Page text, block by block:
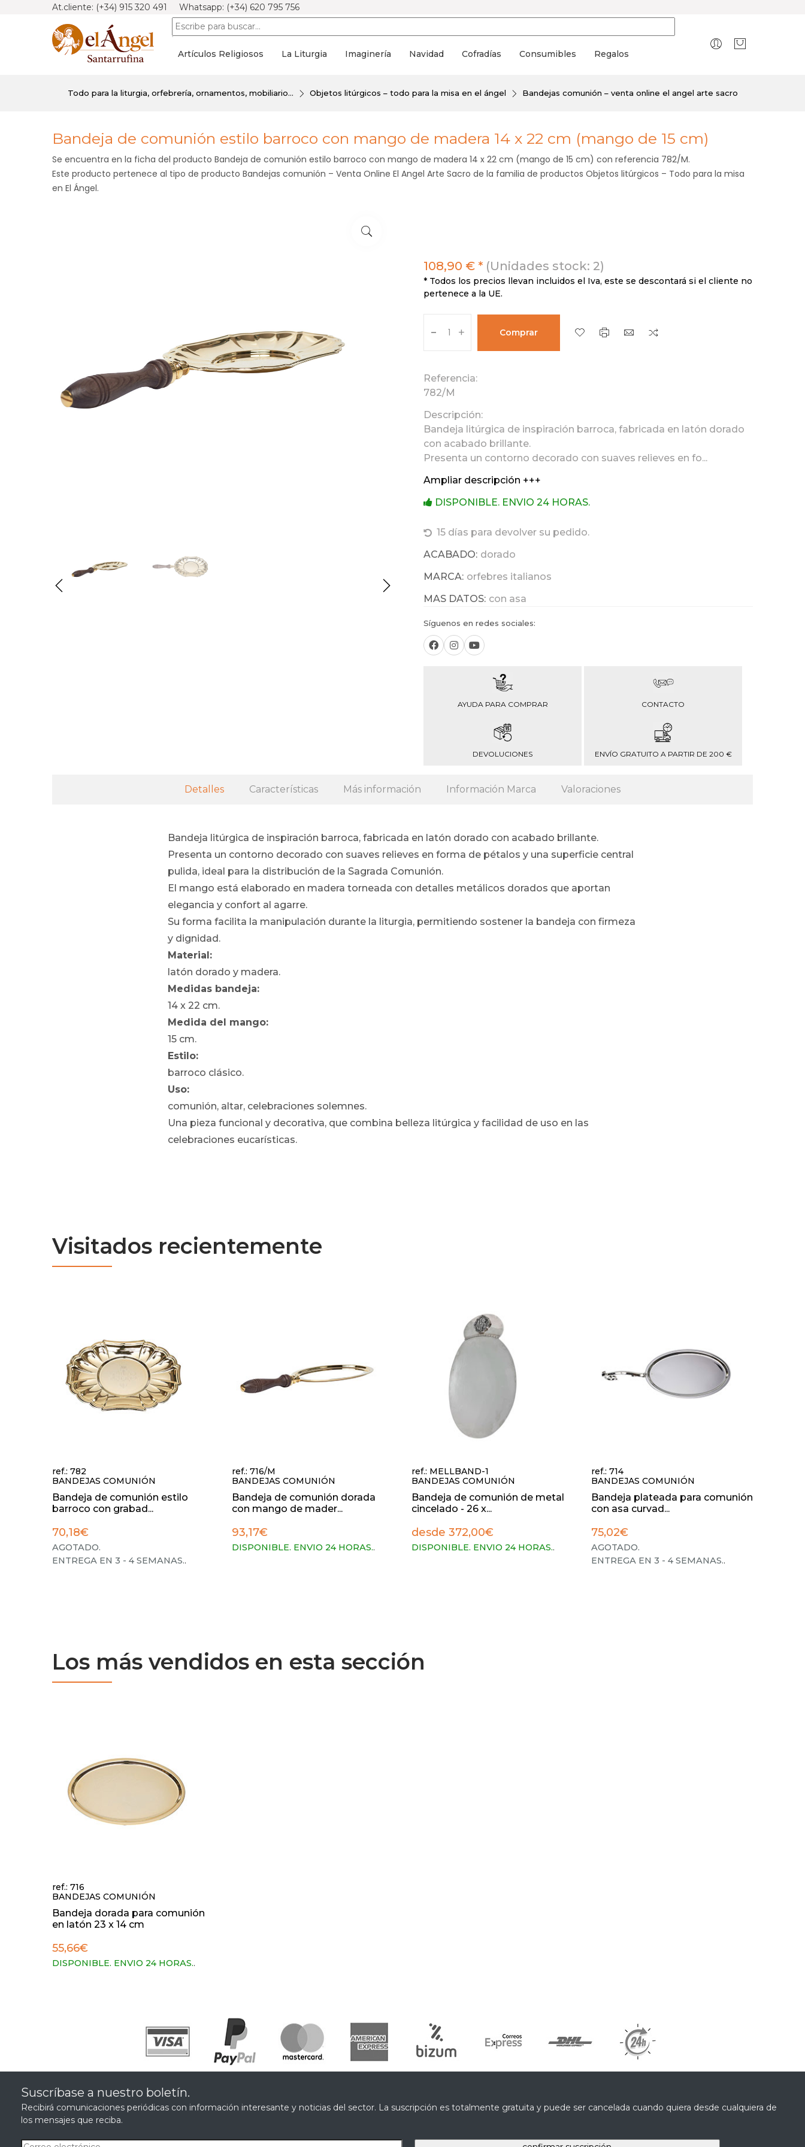
At.cliente: (+34) 915 320 491 Whatsapp: (+34) 620 795 756
Artículos Religiosos La Liturgia Imaginería Navidad Cofradías Consumibles Regalos
Todo para la liturgia, orfebrería, ornamentos, mobiliario... Objetos litúrgicos – todo para la misa en el ángel Bandejas comunión – venta online el angel arte sacro
Bandeja de comunión estilo barroco con mango de madera 14 x 22 cm (mango de 15 cm)
Se encuentra en la ficha del producto Bandeja de comunión estilo barroco con mango de madera 14 x 22 cm (mango de 15 cm) con referencia 782/M.
Este producto pertenece al tipo de producto Bandejas comunión – Venta Online El Angel Arte Sacro de la familia de productos Objetos litúrgicos – Todo para la misa
en El Ángel.
108,90 € * (Unidades stock: 2)
* Todos los precios llevan incluidos el Iva, este se descontará si el cliente no
pertenece a la UE.
- + Comprar
Referencia:
782/M
Descripción:
Bandeja litúrgica de inspiración barroca, fabricada en latón dorado
con acabado brillante.
Presenta un contorno decorado con suaves relieves en fo...
Ampliar descripción +++
DISPONIBLE. ENVIO 24 HORAS.
15 días para devolver su pedido.
ACABADO: dorado
MARCA: orfebres italianos
MAS DATOS: con asa
Síguenos en redes sociales:
AYUDA PARA COMPRAR CONTACTO
DEVOLUCIONES ENVÍO GRATUITO A PARTIR DE 200 €
Detalles Características Más información Información Marca Valoraciones
Bandeja litúrgica de inspiración barroca, fabricada en latón dorado con acabado brillante.
Presenta un contorno decorado con suaves relieves en forma de pétalos y una superficie central
pulida, ideal para la distribución de la Sagrada Comunión.
El mango está elaborado en madera torneada con detalles metálicos dorados que aportan
elegancia y confort al agarre.
Su forma facilita la manipulación durante la liturgia, permitiendo sostener la bandeja con firmeza
y dignidad.
Material:
latón dorado y madera.
Medidas bandeja:
14 x 22 cm.
Medida del mango:
15 cm.
Estilo:
barroco clásico.
Uso:
comunión, altar, celebraciones solemnes.
Una pieza funcional y decorativa, que combina belleza litúrgica y facilidad de uso en las
celebraciones eucarísticas.
Visitados recientemente
ref.: 782
BANDEJAS COMUNIÓN
Bandeja de comunión estilo
barroco con grabad...
70,18€
AGOTADO.
ENTREGA EN 3 - 4 SEMANAS..
ref.: 716/M
BANDEJAS COMUNIÓN
Bandeja de comunión dorada
con mango de mader...
93,17€
DISPONIBLE. ENVIO 24 HORAS..
ref.: MELLBAND-1
BANDEJAS COMUNIÓN
Bandeja de comunión de metal
cincelado - 26 x...
desde 372,00€
DISPONIBLE. ENVIO 24 HORAS..
ref.: 714
BANDEJAS COMUNIÓN
Bandeja plateada para comunión
con asa curvad...
75,02€
AGOTADO.
ENTREGA EN 3 - 4 SEMANAS..
Los más vendidos en esta sección
ref.: 716
BANDEJAS COMUNIÓN
Bandeja dorada para comunión
en latón 23 x 14 cm
55,66€
DISPONIBLE. ENVIO 24 HORAS..
Suscríbase a nuestro boletín.
Recibirá comunicaciones periódicas con información interesante y noticias del sector. La suscripción es totalmente gratuita y puede ser cancelada cuando quiera desde cualquiera de
los mensajes que reciba.